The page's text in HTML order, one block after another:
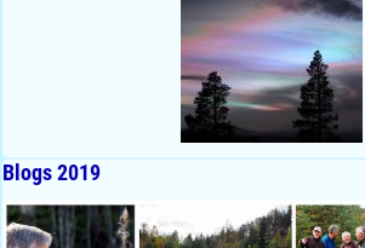
Blogs 2019